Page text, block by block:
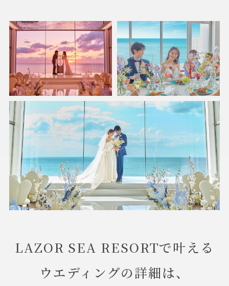
LAZOR SEA RESORTで叶える
ウエディングの詳細は、